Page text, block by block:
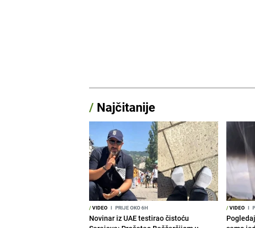
/ Najčitanije
/VIDEO I PRIJE OKO 6H
Novinar iz UAE testirao čistoću
/VIDEO I